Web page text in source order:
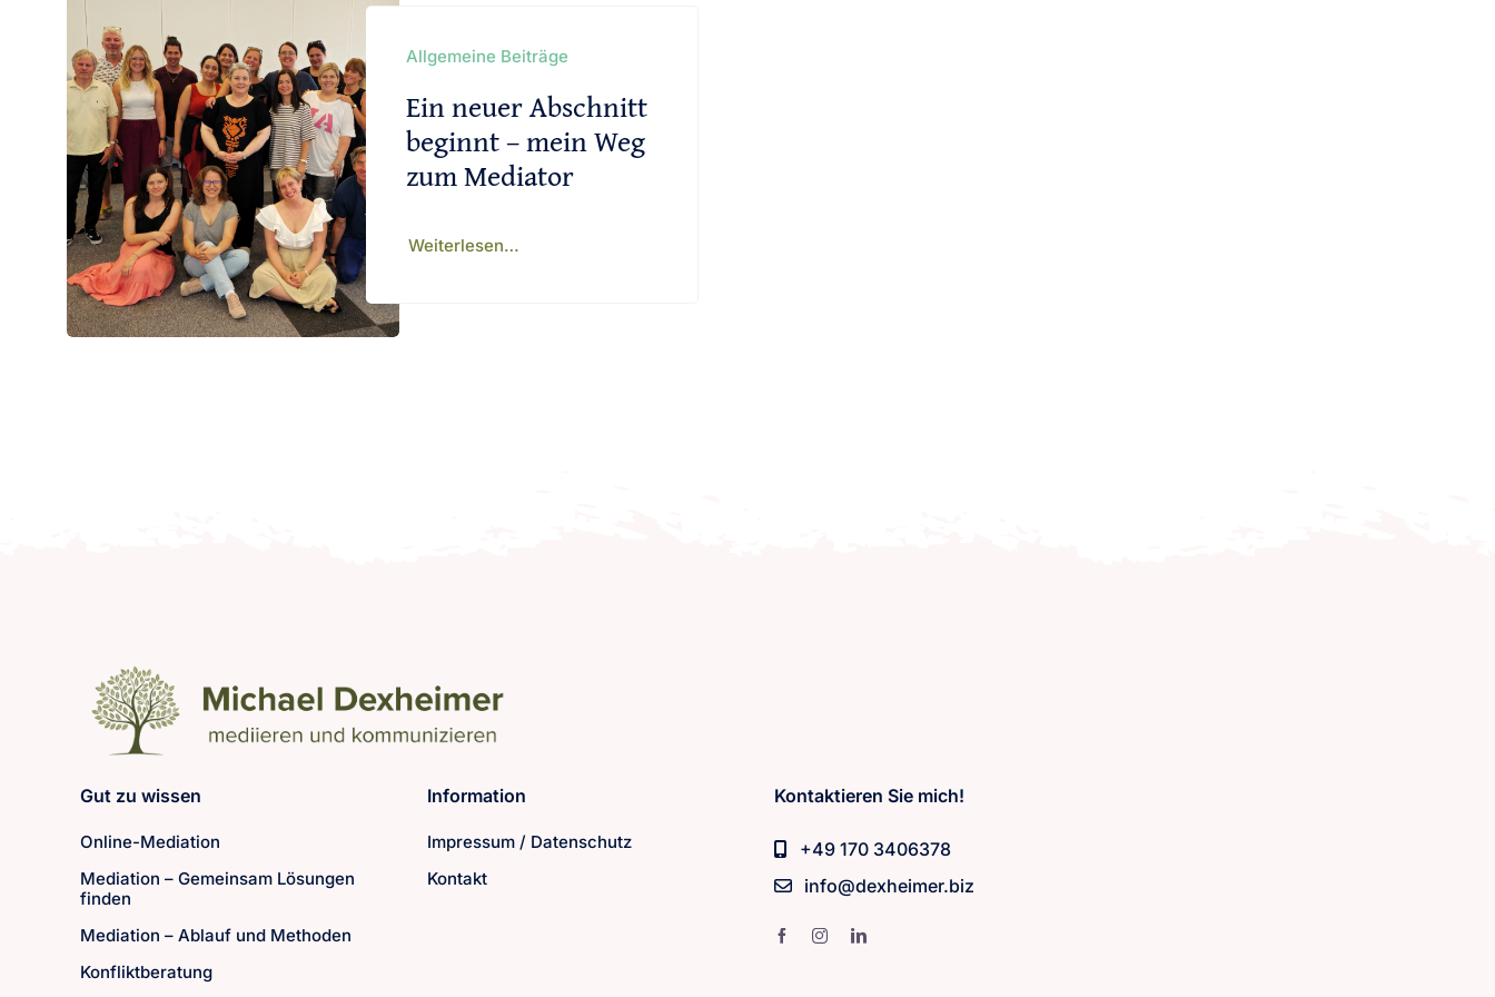
Allgemeine Beiträge
Ein neuer Abschnitt
beginnt – mein Weg
zum Mediator
Weiterlesen…
Gut zu wissen
Online-Mediation
Mediation – Gemeinsam Lösungen
finden
Mediation – Ablauf und Methoden
Konfliktberatung
Information
Impressum / Datenschutz
Kontakt
Kontaktieren Sie mich!
+49 170 3406378
info@dexheimer.biz